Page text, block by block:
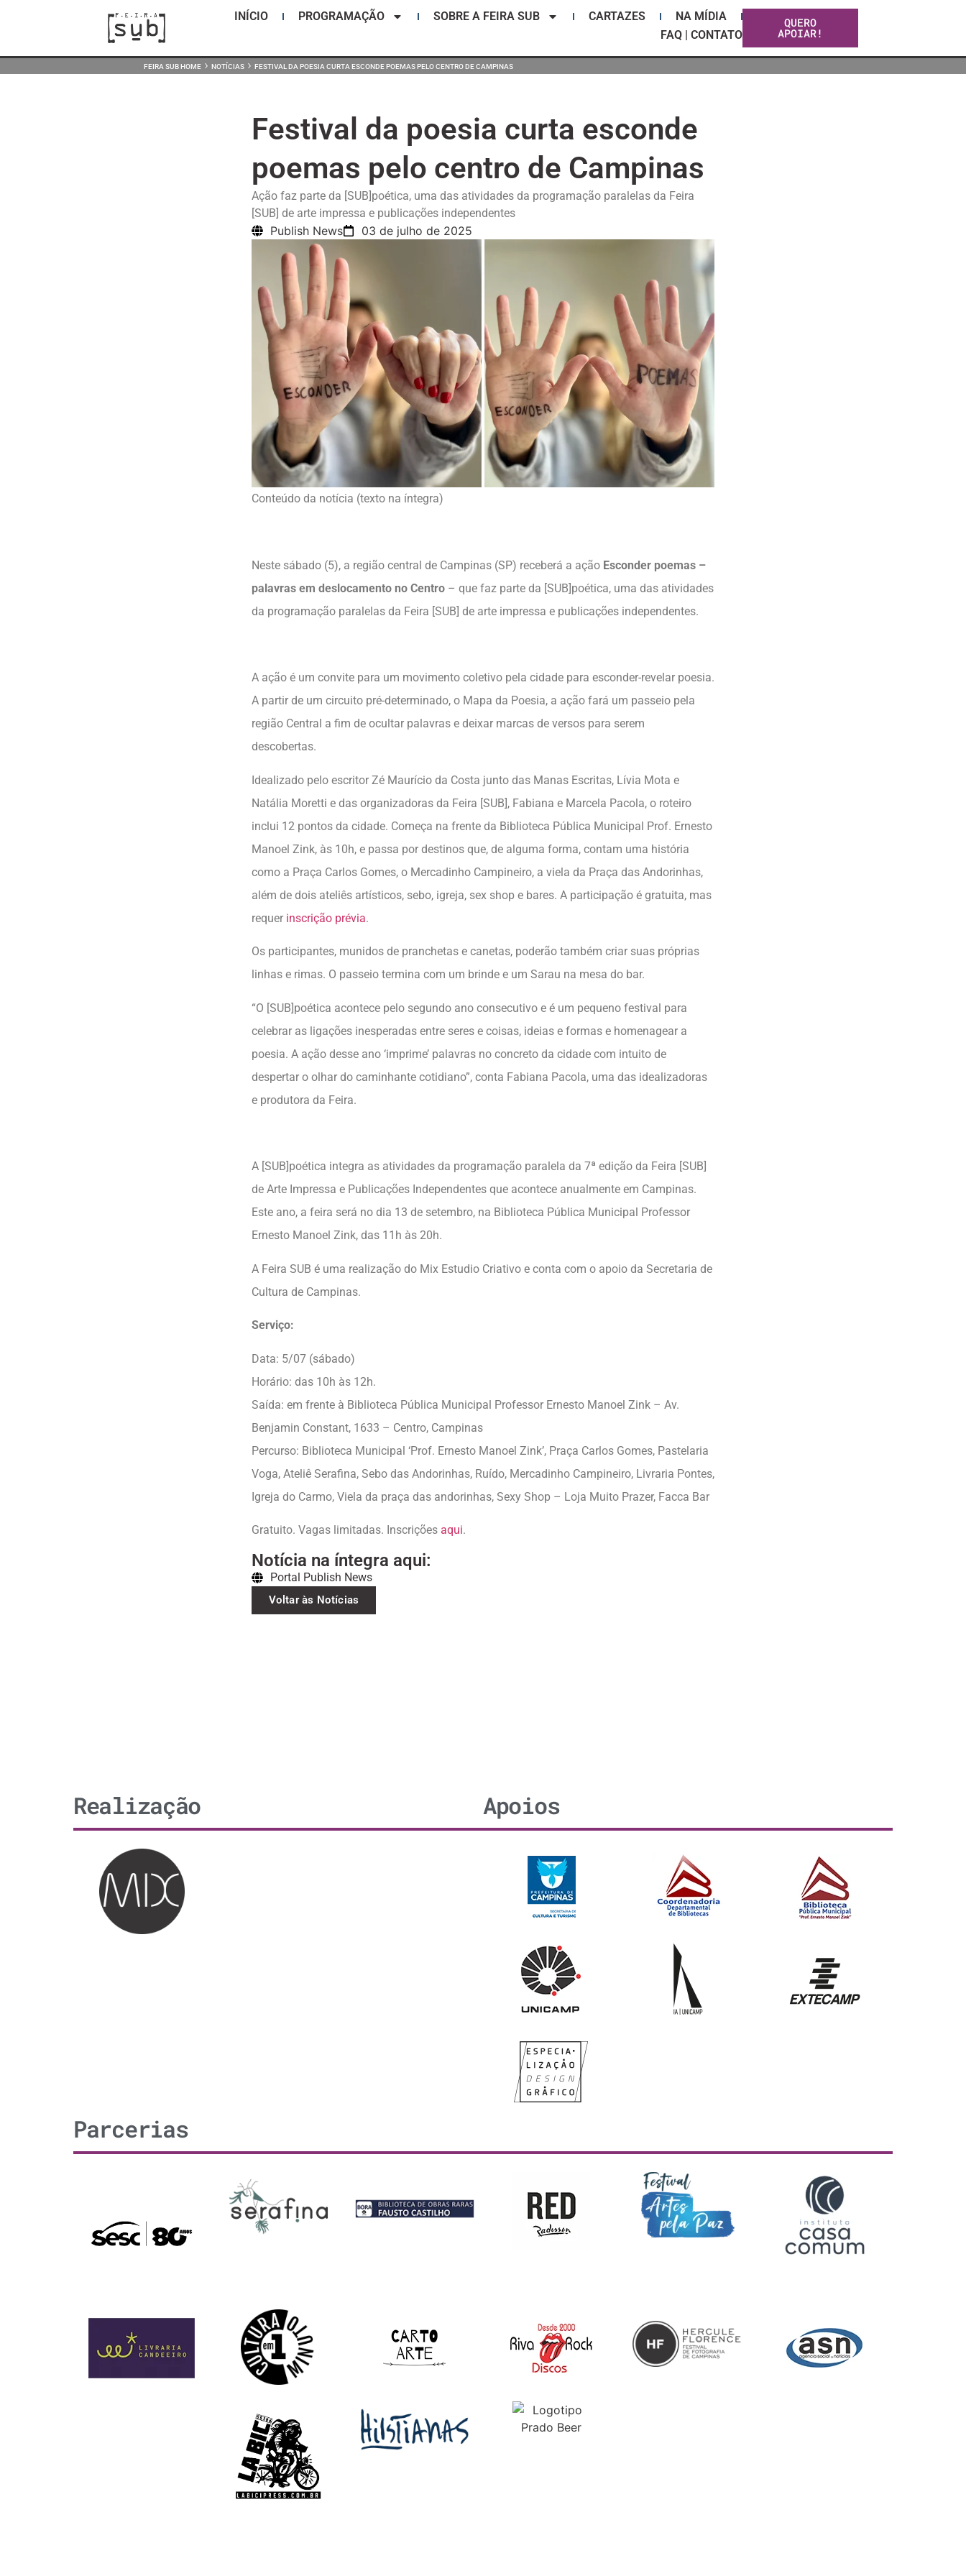
INÍCIO PROGRAMAÇÃO SOBRE A FEIRA SUB CARTAZES
NA MÍDIA
FAQ | CONTATO
QUERO
APOIAR!
FEIRA SUB HOME › NOTÍCIAS › FESTIVAL DA POESIA CURTA ESCONDE POEMAS PELO CENTRO DE CAMPINAS
Festival da poesia curta esconde
poemas pelo centro de Campinas
Ação faz parte da [SUB]poética, uma das atividades da programação paralelas da Feira
[SUB] de arte impressa e publicações independentes
Publish News 03 de julho de 2025
Conteúdo da notícia (texto na íntegra)
Neste sábado (5), a região central de Campinas (SP) receberá a ação Esconder poemas –
palavras em deslocamento no Centro – que faz parte da [SUB]poética, uma das atividades
da programação paralelas da Feira [SUB] de arte impressa e publicações independentes.
A ação é um convite para um movimento coletivo pela cidade para esconder-revelar poesia.
A partir de um circuito pré-determinado, o Mapa da Poesia, a ação fará um passeio pela
região Central a fim de ocultar palavras e deixar marcas de versos para serem
descobertas.
Idealizado pelo escritor Zé Maurício da Costa junto das Manas Escritas, Lívia Mota e
Natália Moretti e das organizadoras da Feira [SUB], Fabiana e Marcela Pacola, o roteiro
inclui 12 pontos da cidade. Começa na frente da Biblioteca Pública Municipal Prof. Ernesto
Manoel Zink, às 10h, e passa por destinos que, de alguma forma, contam uma história
como a Praça Carlos Gomes, o Mercadinho Campineiro, a viela da Praça das Andorinhas,
além de dois ateliês artísticos, sebo, igreja, sex shop e bares. A participação é gratuita, mas
requer inscrição prévia.
Os participantes, munidos de pranchetas e canetas, poderão também criar suas próprias
linhas e rimas. O passeio termina com um brinde e um Sarau na mesa do bar.
“O [SUB]poética acontece pelo segundo ano consecutivo e é um pequeno festival para
celebrar as ligações inesperadas entre seres e coisas, ideias e formas e homenagear a
poesia. A ação desse ano ‘imprime’ palavras no concreto da cidade com intuito de
despertar o olhar do caminhante cotidiano”, conta Fabiana Pacola, uma das idealizadoras
e produtora da Feira.
A [SUB]poética integra as atividades da programação paralela da 7ª edição da Feira [SUB]
de Arte Impressa e Publicações Independentes que acontece anualmente em Campinas.
Este ano, a feira será no dia 13 de setembro, na Biblioteca Pública Municipal Professor
Ernesto Manoel Zink, das 11h às 20h.
A Feira SUB é uma realização do Mix Estudio Criativo e conta com o apoio da Secretaria de
Cultura de Campinas.
Serviço:
Data: 5/07 (sábado)
Horário: das 10h às 12h.
Saída: em frente à Biblioteca Pública Municipal Professor Ernesto Manoel Zink – Av.
Benjamin Constant, 1633 – Centro, Campinas
Percurso: Biblioteca Municipal ‘Prof. Ernesto Manoel Zink’, Praça Carlos Gomes, Pastelaria
Voga, Ateliê Serafina, Sebo das Andorinhas, Ruído, Mercadinho Campineiro, Livraria Pontes,
Igreja do Carmo, Viela da praça das andorinhas, Sexy Shop – Loja Muito Prazer, Facca Bar
Gratuito. Vagas limitadas. Inscrições aqui.
Notícia na íntegra aqui:
Portal Publish News
Voltar às Notícias
Realização Apoios
Parcerias